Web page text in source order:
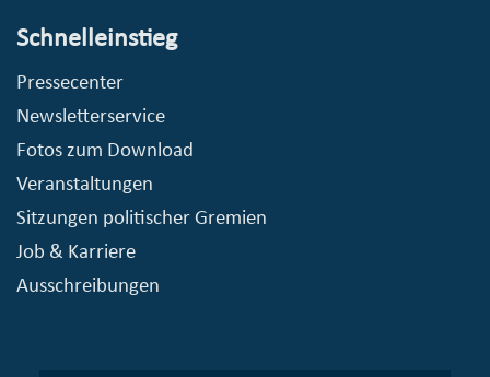
Schnelleinstieg
Pressecenter
Newsletterservice
Fotos zum Download
Veranstaltungen
Sitzungen politischer Gremien
Job & Karriere
Ausschreibungen